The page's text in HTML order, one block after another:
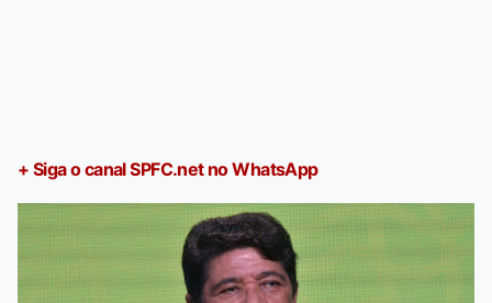
+ Siga o canal SPFC.net no WhatsApp